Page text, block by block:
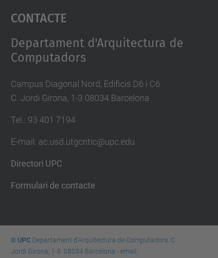
powered by
Contacte
Departament d'Arquitectura de
Computadors
Campus Diagonal Nord, Edificis D6 i C6
C. Jordi Girona, 1-3 08034 Barcelona
Tel.: 93 401 7194
E-mail: ac.usd.utgcntic@upc.edu
Directori UPC
Formulari de contacte
© UPCDepartament d'Arquitectura de Computadors. C.
Jordi Girona, 1-3. 08034 Barcelona - email: